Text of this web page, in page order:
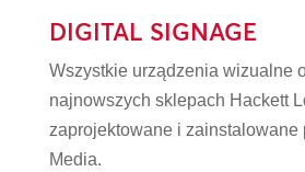
DIGITAL SIGNAGE
Wszystkie urządzenia wizualne
najnowszych sklepach Hackett
zaprojektowane i zainstalowane
Media.